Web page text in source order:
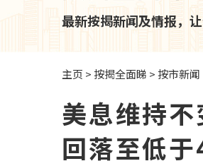
最新按揭新闻及情报，
主页 >按揭全面睇 >按市新闻
美息维持
回落至低